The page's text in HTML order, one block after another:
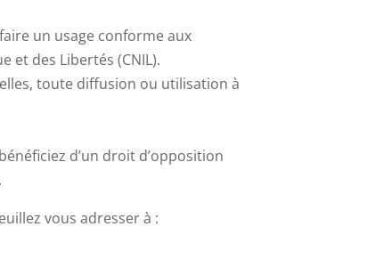
un usage conforme aux
et des Libertés (CNIL).
toute diffusion ou utilisation à
d’un droit d’opposition
vous adresser à :